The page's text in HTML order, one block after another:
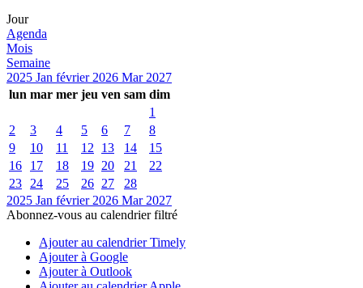
Jour
Agenda
Mois
Semaine
2025 Jan février 2026 Mar 2027
lun mar mer jeu ven sam dim
1
2
3 4 5 6 7
8
9
10 11 12 13 14
15
16
17 18 19 20 21
22
23
24 25 26 27
28
2025 Jan février 2026 Mar 2027
Abonnez-vous au calendrier filtré
Ajouter au calendrier Timely
Ajouter à Google
Ajouter à Outlook